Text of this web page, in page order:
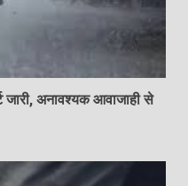
जारी, अनावश्यक आवाजाही से